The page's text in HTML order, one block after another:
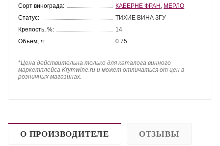
Сорт винограда:
КАБЕРНЕ ФРАН МЕРЛО
Статус:
ТИХИЕ ВИНА ЗГУ
Крепость, %:
14
Объём, л:
0.75
*Цена действительна только для каталога винного
маркетплейса Krymwine.ru и может отличаться от цен в
розничных магазинах.
О ПРОИЗВОДИТЕЛЕ ОТЗЫВЫ